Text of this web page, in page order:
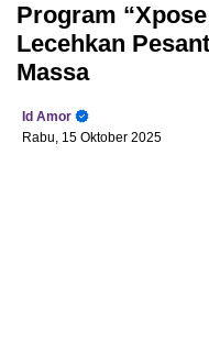
Program
Lecehkan
Massa
Id Amor
Rabu, 15 Oktober 2025